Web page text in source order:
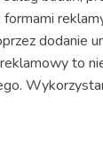
dodanie
to